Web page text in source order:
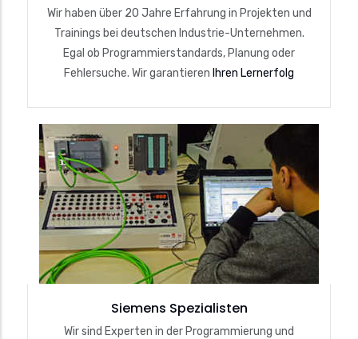
Wir haben über 20 Jahre Erfahrung in Projekten und
Trainings bei deutschen Industrie-Unternehmen.
Egal ob Programmierstandards, Planung oder
Fehlersuche. Wir garantieren Ihren Lernerfolg
Siemens Spezialisten
Wir sind Experten in der Programmierung und